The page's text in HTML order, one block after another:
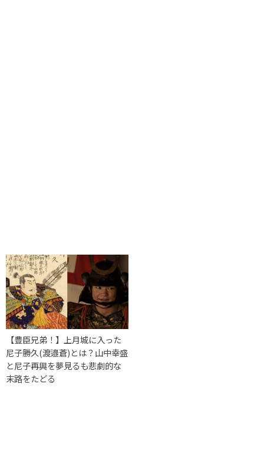
【豊臣兄弟！】上月城に入った
尼子勝久(渡邉蒼)とは？山中幸盛
と尼子再興を夢見るも悲劇的な
末路をたどる